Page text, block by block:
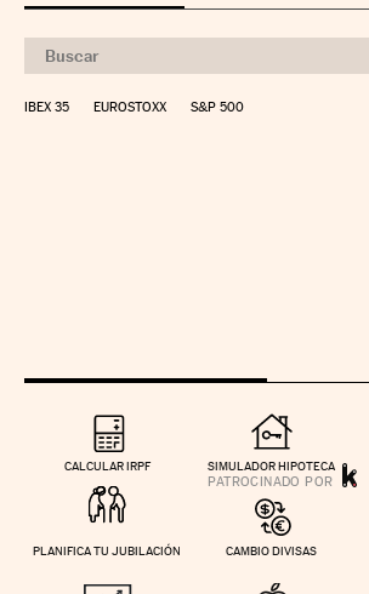
IBEX 35 EUROSTOXX S&P 500
CALCULAR IRPF SIMULADOR HIPOTECA
PLANIFICA TU JUBILACIÓN CAMBIO DIVISAS